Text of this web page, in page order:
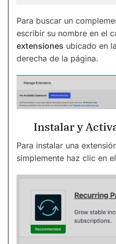
Para buscar un
escribir su nombre en el
extensiones ubicado en
derecha de la página.
Instalar y
Para instalar una
simplemente haz clic en